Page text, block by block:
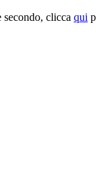
secondo, clicca qui